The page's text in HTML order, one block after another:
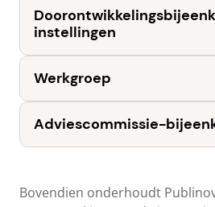
instellingen
Werkgroep
Adviescommissie-
Bovendien onderhoudt